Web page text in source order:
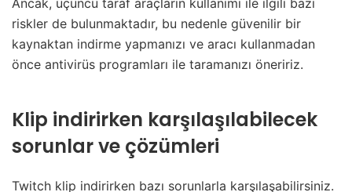
Ancak, üçüncü taraf araçların kullanımı ile ilgili bazı
riskler de bulunmaktadır, bu nedenle güvenilir bir
kaynaktan indirme yapmanızı ve aracı kullanmadan
önce antivirüs programları ile taramanızı öneririz.
Klip indirirken karşılaşılabilecek
sorunlar ve çözümleri
Twitch klip indirirken bazı sorunlarla karşılaşabilirsiniz.